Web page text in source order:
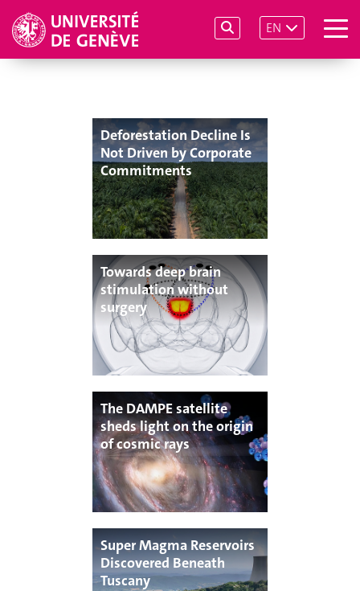
EN
Deforestation Decline Is
Not Driven by Corporate
Commitments
Towards deep brain
stimulation without
surgery
The DAMPE satellite
sheds light on the origin
of cosmic rays
Super Magma Reservoirs
Discovered Beneath
Tuscany